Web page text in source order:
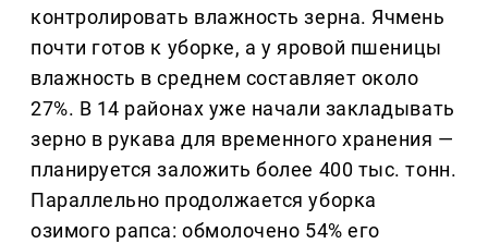
контролировать влажность зерна. Ячмень
почти готов к уборке, а у яровой пшеницы
влажность в среднем составляет около
27%. В 14 районах уже начали закладывать
зерно в рукава для временного хранения —
планируется заложить более 400 тыс. тонн.
Параллельно продолжается уборка
озимого рапса: обмолочено 54% его